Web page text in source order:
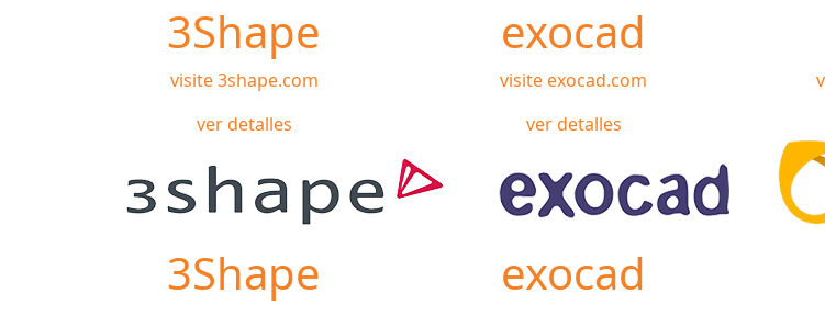
3Shape
visite 3shape.com
ver detalles
3Shape
exocad
visite exocad.com
ver detalles
exocad